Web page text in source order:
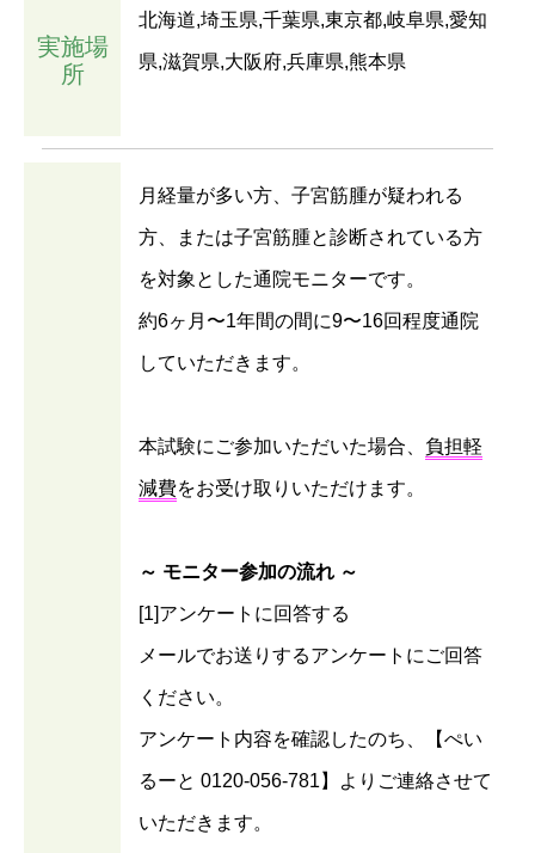
実施場
所
北海道,埼玉県,千葉県,東京都,岐阜県,愛知
県,滋賀県,大阪府,兵庫県,熊本県
月経量が多い方、子宮筋腫が疑われる
方、または子宮筋腫と診断されている方
を対象とした通院モニターです。
約6ヶ月〜1年間の間に9〜16回程度通院
していただきます。
本試験にご参加いただいた場合、 負担軽
減費をお受け取りいただけます。
～ モニター参加の流れ ～
[1]アンケートに回答する
メールでお送りするアンケートにご回答
ください。
アンケート内容を確認したのち、【ぺい
るーと 0120-056-781】よりご連絡させて
いただきます。